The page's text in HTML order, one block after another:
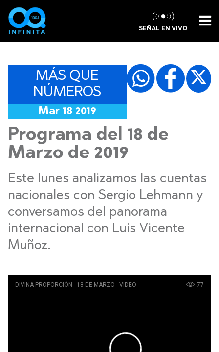
SEÑAL EN VIVO
MÁS QUE
NÚMEROS
Mar 18 2019
Programa del 18 de
Marzo de 2019
Este lunes analizamos las cuentas
nacionales con Sergio Lehmann y
conversamos del panorama
internacional con Luis Vicente
Muñoz.